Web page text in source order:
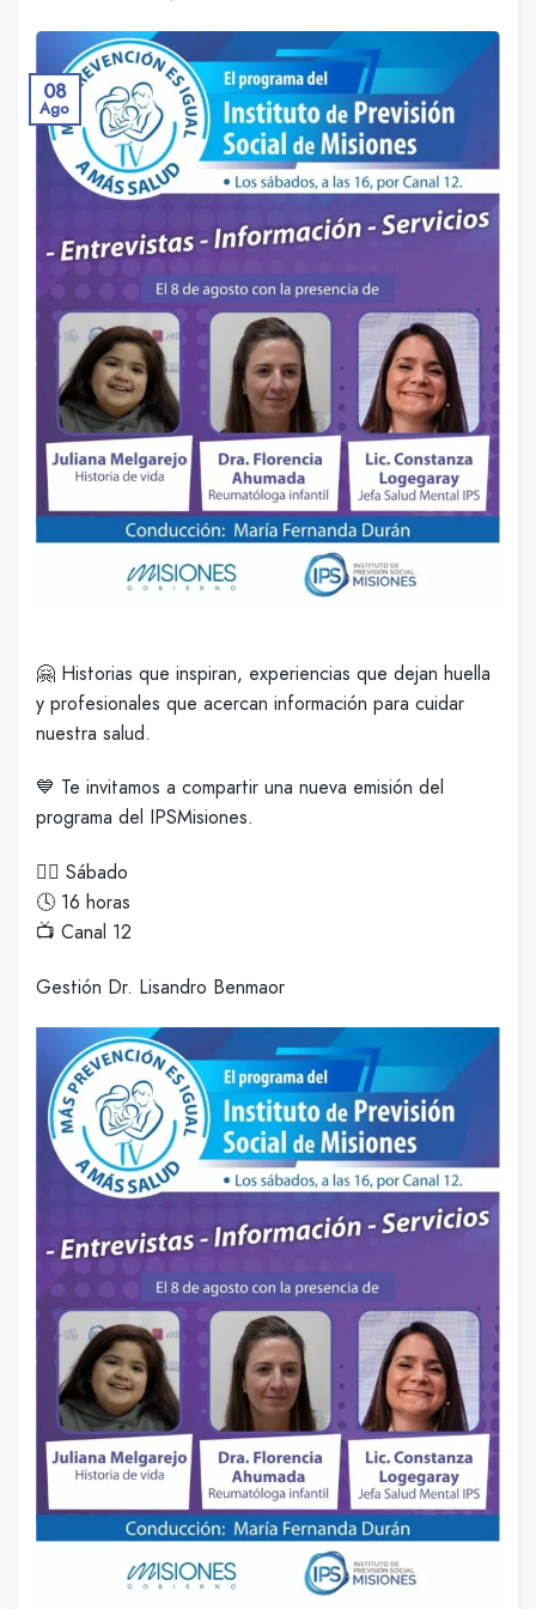
08
Ago
🤗 Historias que inspiran, experiencias que dejan huella
y profesionales que acercan información para cuidar
nuestra salud.
💙 Te invitamos a compartir una nueva emisión del
programa del IPSMisiones.
🙋‍♂️ Sábado
🕓 16 horas
📺 Canal 12
Gestión Dr. Lisandro Benmaor